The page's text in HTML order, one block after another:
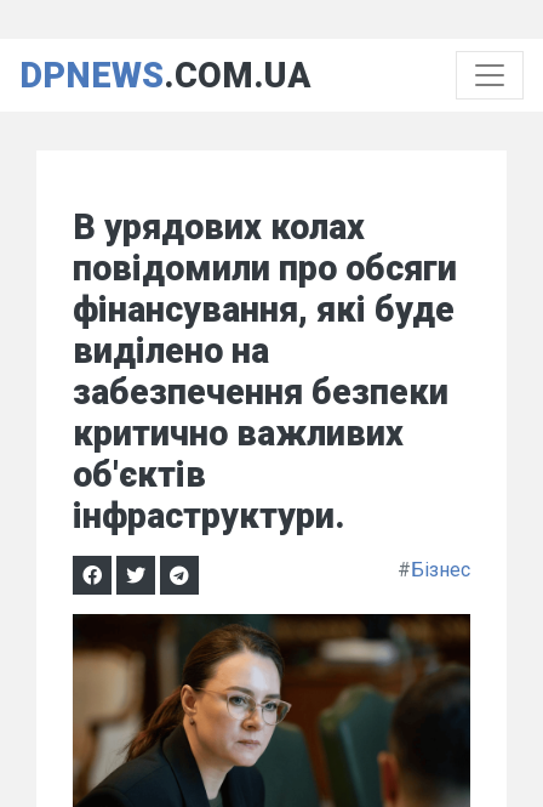
DPNEWS.COM.UA
В урядових колах
повідомили про обсяги
фінансування, які буде
виділено на
забезпечення безпеки
критично важливих
об'єктів
інфраструктури.
#Бізнес